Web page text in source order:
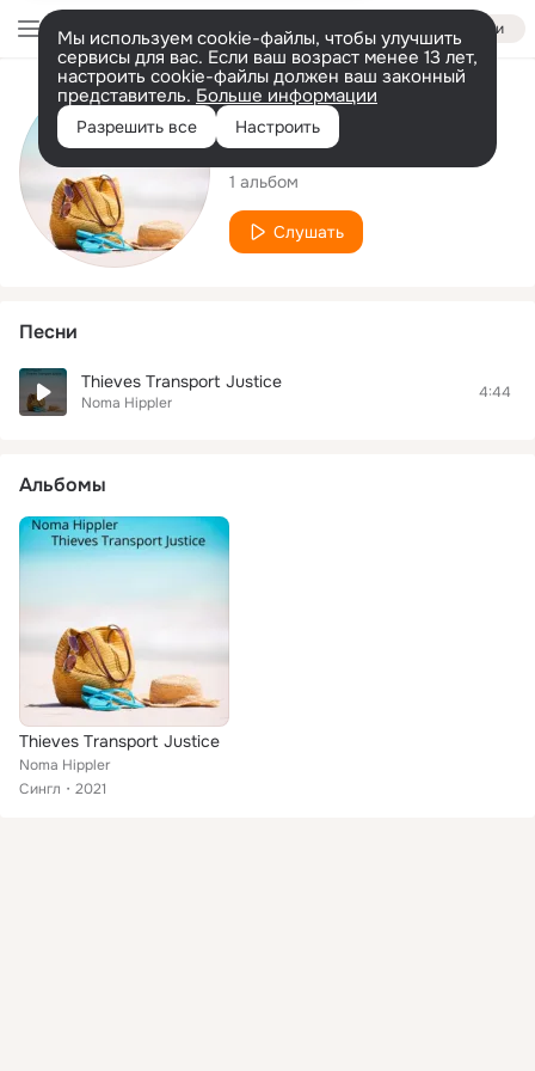
Войти
Мы используем cookie-файлы, чтобы улучшить
сервисы для вас. Если ваш возраст менее 13 лет,
настроить cookie-файлы должен ваш законный
представитель. Больше информации
Разрешить все Настроить
Исполнитель
Noma Hippler
1 альбом
Слушать
Песни
Thieves Transport Justice
Noma Hippler
4:44
Альбомы
Thieves Transport Justice
Noma Hippler
Сингл
2021